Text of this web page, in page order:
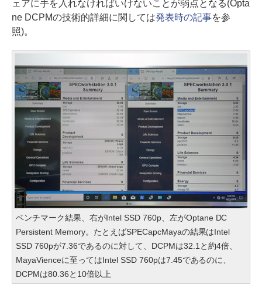
ェアに手を入れなければいけないことが弱点となる(Opta
ne DCPMの技術的詳細に関しては発表時の記事を参
照)。
ベンチマーク結果、右がIntel SSD 760p、左がOptane DC
Persistent Memory。たとえばSPECapcMayaの結果はIntel
SSD 760pが7.36であるのに対して、DCPMは32.1と約4倍、
MayaVienceに至ってはIntel SSD 760pは7.45であるのに、
DCPMは80.36と10倍以上